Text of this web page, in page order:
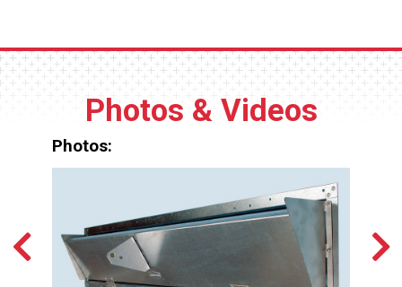
Photos & Videos
Photos: